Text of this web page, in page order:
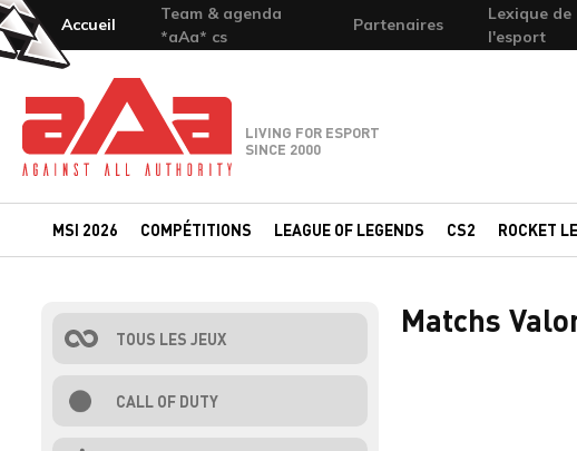
Accueil
Team & agenda
*aAa* cs
Partenaires
Lexique de
l'esport
Team-aAa - against All authority
LIVING FOR ESPORT
SINCE 2000
MSI 2026 COMPÉTITIONS LEAGUE OF LEGENDS CS2 ROCKET
TOUS LES JEUX
CALL OF DUTY
Matchs